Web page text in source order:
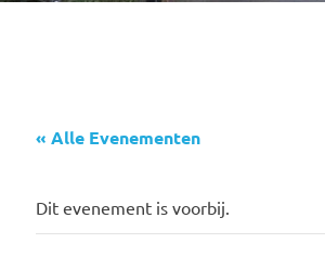
« Alle Evenementen
Dit evenement is voorbij.